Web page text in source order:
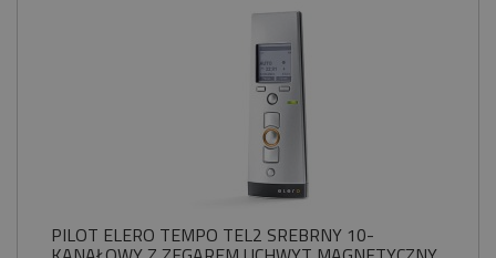
PILOT ELERO TEMPO TEL2 SREBRNY 10-